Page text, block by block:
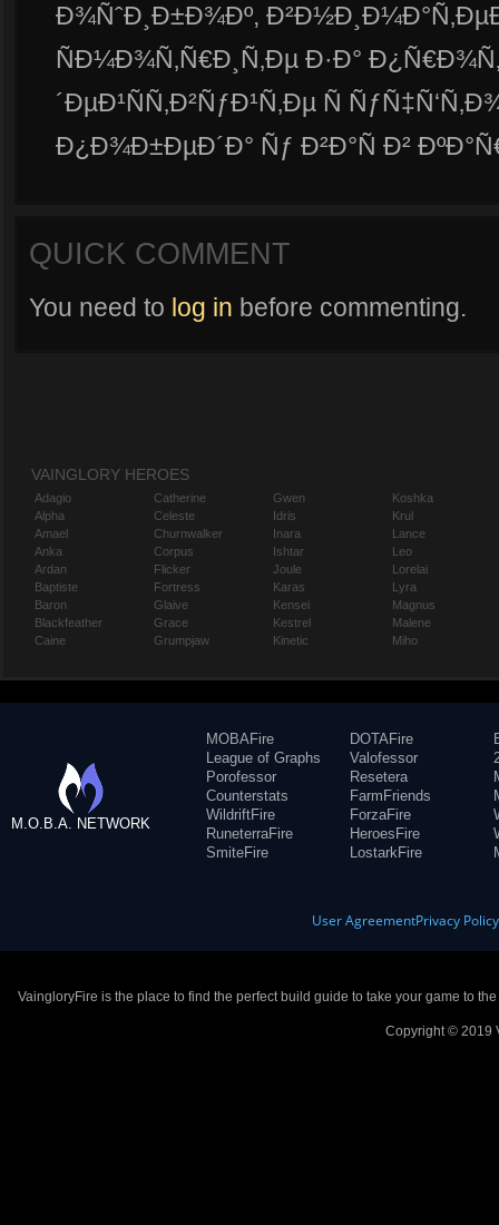
Ð¾ÑˆÐ¸Ð±Ð¾Ðº,
ÑÐ¼Ð¾Ñ‚Ñ€Ð¸Ñ‚Ðµ Ð·Ð°
´ÐµÐ¹ÑÑ‚Ð²ÑƒÐ¹Ñ‚Ðµ Ñ
Ð¿Ð¾Ð±ÐµÐ´Ð° Ñƒ Ð²Ð°Ñ Ð²
QUICK COMMENT
You need to log in before commenting.
VAINGLORY HEROES
Adagio
Alpha
Amael
Anka
Ardan
Baptiste
Baron
Blackfeather
Caine
Catherine
Celeste
Churnwalker
Corpus
Flicker
Fortress
Glaive
Grace
Grumpjaw
Gwen
Idris
Inara
Ishtar
Joule
Karas
Kensei
Kestrel
Kinetic
Koshka
Krul
Lance
Leo
Lorelai
Lyra
Magnus
Malene
Miho
M.O.B.A. NETWORK
MOBAFire
League of Graphs
Porofessor
Counterstats
WildriftFire
RuneterraFire
SmiteFire
DOTAFire
Valofessor
Resetera
FarmFriends
ForzaFire
HeroesFire
LostarkFire
User AgreementPrivacy Policy
VaingloryFire is the place to find the perfect build guide to take your game to
Copyright © 2019